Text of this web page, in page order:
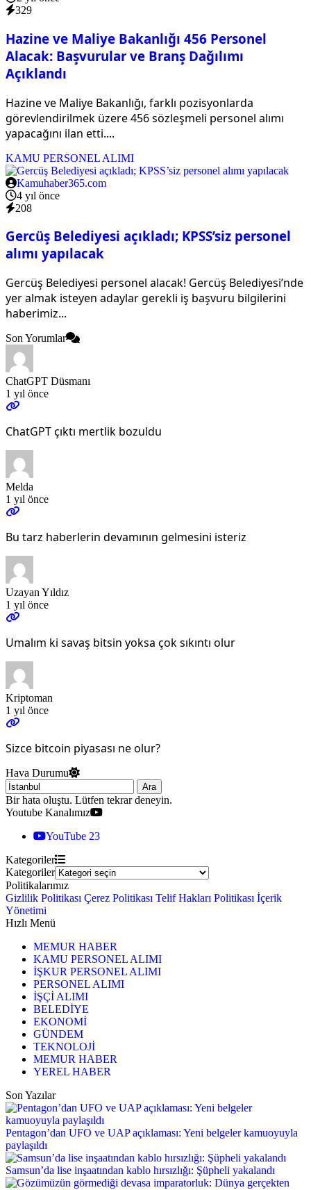
329
Hazine ve Maliye Bakanlığı 456 Personel
Alacak: Başvurular ve Branş Dağılımı
Açıklandı
Hazine ve Maliye Bakanlığı, farklı pozisyonlarda
görevlendirilmek üzere 456 sözleşmeli personel alımı
yapacağını ilan etti....
KAMU PERSONEL ALIMI
Kamuhaber365.com
4 yıl önce
208
Gercüş Belediyesi açıkladı; KPSS’siz personel
alımı yapılacak
Gercüş Belediyesi personel alacak! Gercüş Belediyesi’nde
yer almak isteyen adaylar gerekli iş başvuru bilgilerini
haberimiz...
Son Yorumlar
ChatGPT Düsmanı
1 yıl önce
ChatGPT çıktı mertlik bozuldu
Melda
1 yıl önce
Bu tarz haberlerin devamının gelmesini isteriz
Uzayan Yıldız
1 yıl önce
Umalım ki savaş bitsin yoksa çok sıkıntı olur
Kriptoman
1 yıl önce
Sizce bitcoin piyasası ne olur?
Hava Durumu
Ara
Bir hata oluştu. Lütfen tekrar deneyin.
Youtube Kanalımız
YouTube 23
Kategoriler
Kategoriler
Politikalarımız
Gizlilik Politikası Çerez Politikası Telif Hakları Politikası İçerik
Yönetimi
Hızlı Menü
MEMUR HABER
KAMU PERSONEL ALIMI
İŞKUR PERSONEL ALIMI
PERSONEL ALIMI
İŞÇİ ALIMI
BELEDİYE
EKONOMİ
GÜNDEM
TEKNOLOJİ
MEMUR HABER
YEREL HABER
Son Yazılar
Pentagon’dan UFO ve UAP açıklaması: Yeni belgeler kamuoyuyla
paylaşıldı
Samsun’da lise inşaatından kablo hırsızlığı: Şüpheli yakalandı